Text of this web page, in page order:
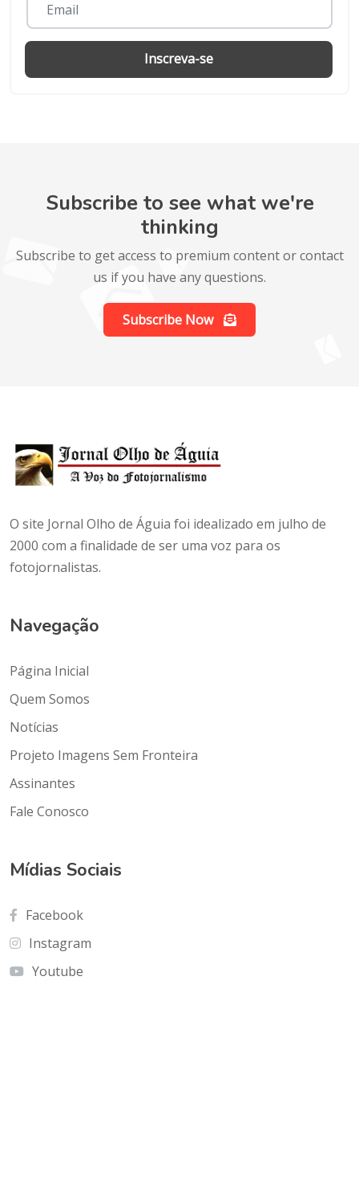
Inscreva-se
Subscribe to see what we're
thinking
Subscribe to get access to premium content or contact
us if you have any questions.
Subscribe Now
O site Jornal Olho de Águia foi idealizado em julho de
2000 com a finalidade de ser uma voz para os
fotojornalistas.
Navegação
Página Inicial
Quem Somos
Notícias
Projeto Imagens Sem Fronteira
Assinantes
Fale Conosco
Mídias Sociais
Facebook
Instagram
Youtube